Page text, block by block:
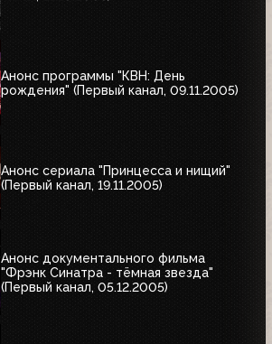
Анонс программы "КВН: День
рождения" (Первый канал, 09.11.2005)
Анонс сериала "Принцесса и нищий"
(Первый канал, 19.11.2005)
Анонс документального фильма
"Фрэнк Синатра - тёмная звезда"
(Первый канал, 05.12.2005)